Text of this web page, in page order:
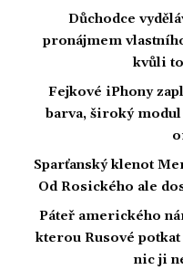
Důchodce
pronájmem
kvůli
Fejkové iPhony
barva, široký
Sparťanský klenot
Od Rosického ale
Páteř amerického
kterou Rusové
nic ji